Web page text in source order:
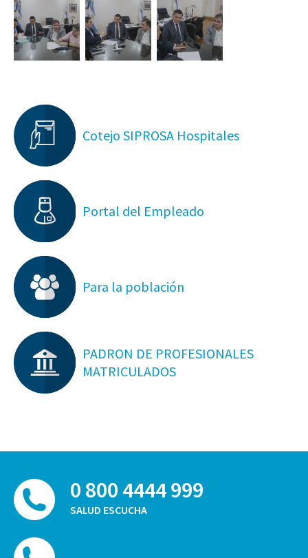
Cotejo SIPROSA Hospitales
Portal del Empleado
Para la población
PADRON DE PROFESIONALES
MATRICULADOS
0 800 4444 999
SALUD ESCUCHA